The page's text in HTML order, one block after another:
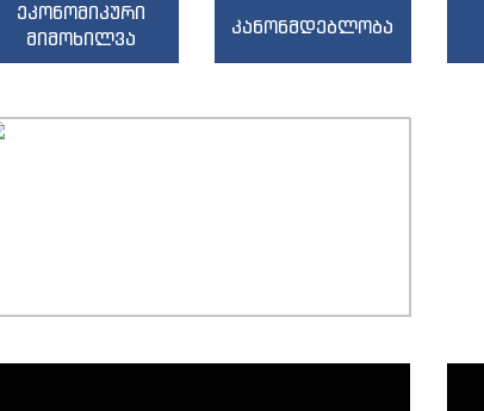
ეკონომიკური
მიმოხილვა
კანონმდებლობა